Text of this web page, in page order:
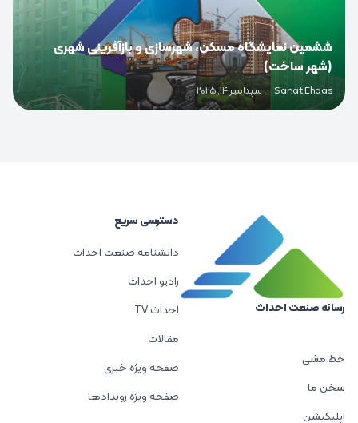
ششمین نمایشگاه مسکن، شهرسازی و بازآفرینی شهری
(شهر ساخت)
Sanat Ehdas
· سپتامبر 14, 2025
رسانه صنعت احداث
خط مشی
سخن ما
اپلیکیشن
دسترسی سریع
دانشنامه صنعت احداث
رادیو احداث
احداث TV
مقالات
صفحه ویژه خبری
صفحه ویژه رویدادها